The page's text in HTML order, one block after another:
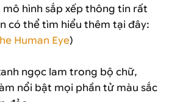
hình sắp xếp thông tin rất
có thể tìm hiểu thêm tại đây:
Human Eye)
ngọc lam trong bộ chữ,
nổi bật mọi phần tử màu sắc